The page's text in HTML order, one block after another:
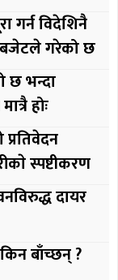
गर्न विदेशिनै
बजेटले गरेको छ
छ भन्दा
होः
स्पष्टीकरण
दायर
बाँच्छन् ?